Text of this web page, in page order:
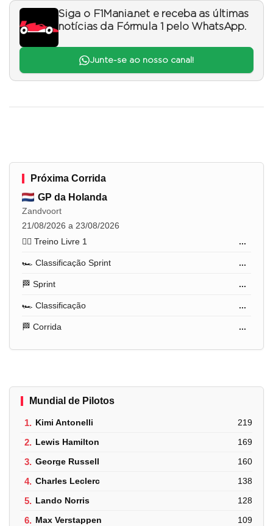
Siga o F1Mania.net e receba as últimas
notícias da Fórmula 1 pelo WhatsApp.
Junte-se ao nosso canal!
Próxima Corrida
GP da Holanda
Zandvoort
21/08/2026 a 23/08/2026
🏋️‍♂️ Treino Livre 1
...
🏎️ Classificação Sprint ...
🏁 Sprint ...
🏎️ Classificação ...
🏁 Corrida ...
Mundial de Pilotos
1. Kimi Antonelli 219
2. Lewis Hamilton 169
3. George Russell 160
4. Charles Leclerc 138
5. Lando Norris 128
6. Max Verstappen 109